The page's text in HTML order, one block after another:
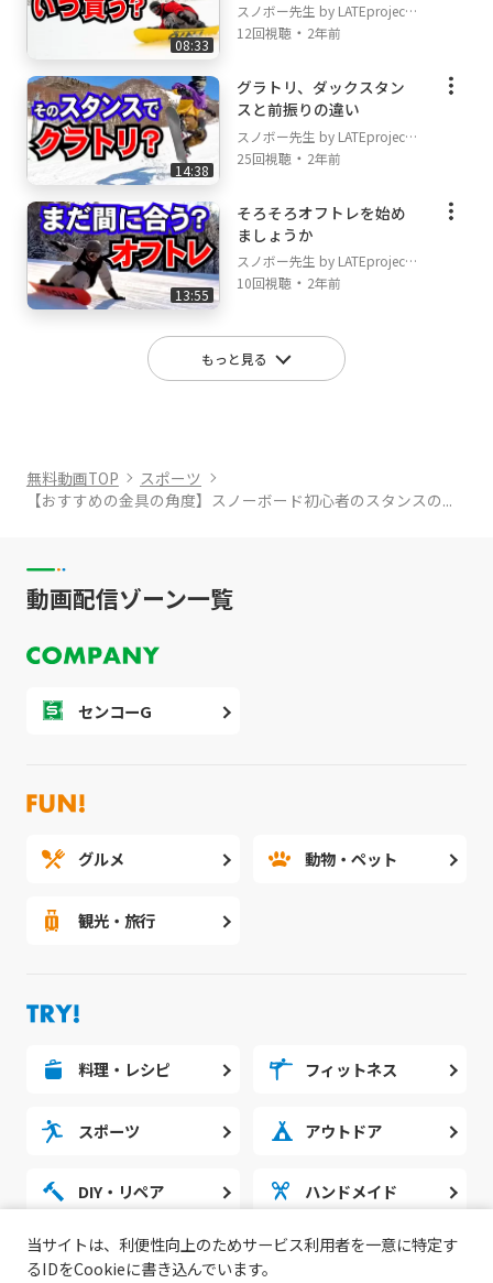
◆レイトライダー
山本純士
神保賢一
室井洋平
岸波秀樹
高橋玲
関川 冴声
佐伯直人
レジェンド⚡️吉田 哲也
療養中⚡️兵頭龍
NOVEMBER SNOWMATERIAL
YOROI
DICE
SWANS
PLATEPIA
TaoTech
Mountain LIFE wax
PINK ELEPHANT
黒田興業
テトカレー
レストラン太郎
#スノーボード人口を増やしたい
#スノーボードを通して笑顔の輪を広げていく
#スノボー
#スノーボード
#カービング
#カービングターン
#北海道
08:33
スノボー先生 by LATEproject
12回視聴 ・ 2年前
14:38
グラトリ、ダックスタン
スと前振りの違い
スノボー先生 by LATEproject
25回視聴 ・ 2年前
13:55
そろそろオフトレを始め
ましょうか
スノボー先生 by LATEproject
10回視聴 ・ 2年前
もっと見る
無料動画TOP
スポーツ
【おすすめの金具の角度】スノーボード初心者のスタンスの...
動画配信ゾーン一覧
センコーG
グルメ 動物・ペット
観光・旅行
料理・レシピ フィットネス
スポーツ アウトドア
DIY・リペア ハンドメイド
勉強・スタディ ノウハウ
当サイトは、利便性向上のためサービス利用者を一意に特定す
るIDをCookieに書き込んでいます。